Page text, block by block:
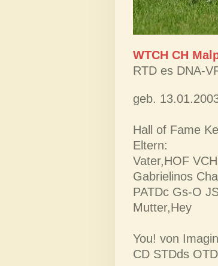
WTCH CH
RTD es DNA-
geb.
Hall of Fame
Eltern:
Vater,HOF
Gabrielinos
PATDc Gs-O
Mutter,Hey
You! von
CD STDds